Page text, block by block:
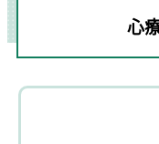
心